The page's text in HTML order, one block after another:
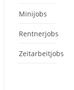
Minijobs
Rentnerjobs
Zeitarbeitjobs